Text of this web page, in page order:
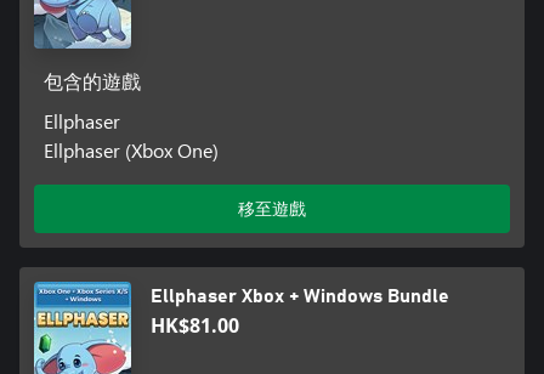
包含的遊戲
Ellphaser
Ellphaser (Xbox One)
移至遊戲
Ellphaser Xbox + Windows Bundle
HK$81.00